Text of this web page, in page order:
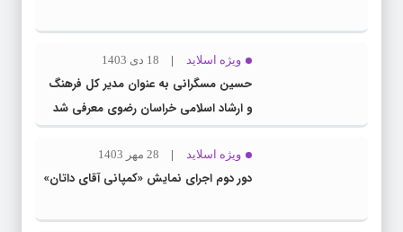
ویژه اسلاید 18 دی 1403
حسین مسگرانی به عنوان مدیر کل فرهنگ
و ارشاد اسلامی خراسان رضوی معرفی شد
ویژه اسلاید 28 مهر 1403
دور دوم اجرای نمایش «کمپانی آقای داتان»